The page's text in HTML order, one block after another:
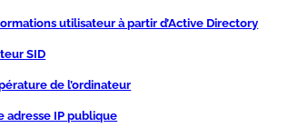
utilisateur à partir d’Active Directory
SID
de l’ordinateur
adresse IP publique